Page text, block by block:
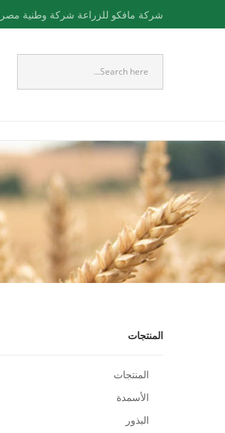
شركة مافكو للزراعة شركة وطنية
المنتجات
المنتجات
الأسمدة
البذور